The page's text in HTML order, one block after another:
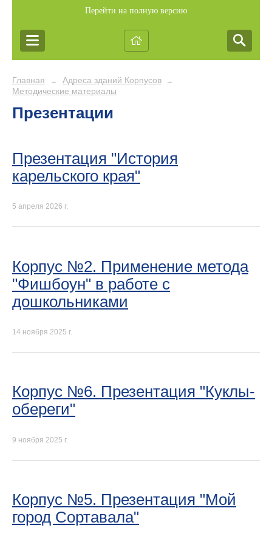
Перейти на полную версию
Главная → Адреса зданий Корпусов →
Методические материалы
Презентации
Презентация "История
карельского края"
5 апреля 2026 г.
Корпус №2. Применение метода
"Фишбоун" в работе с
дошкольниками
14 ноября 2025 г.
Корпус №6. Презентация "Куклы-
обереги"
9 ноября 2025 г.
Корпус №5. Презентация "Мой
город Сортавала"